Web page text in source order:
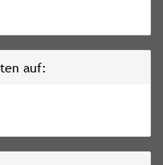
auf: